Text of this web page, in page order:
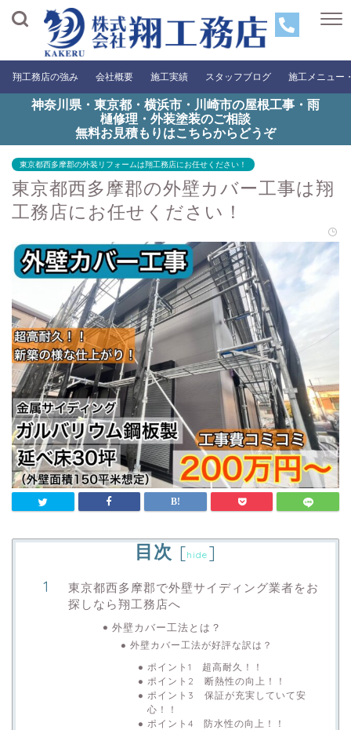
翔工務店の強み 会社概要 施工実績 スタッフブログ 施工メニュー
神奈川県・東京都・横浜市・川崎市の屋根工事・雨
樋修理・外装塗装のご相談
無料お見積もりはこちらからどうぞ
東京都西多摩郡の外装リフォームは翔工務店にお任せください！
東京都西多摩郡の外壁カバー工事は翔
工務店にお任せください！
目次 [hide ]
東京都西多摩郡で外壁サイディング業者をお
探しなら翔工務店へ
外壁カバー工法とは？
外壁カバー工法が好評な訳は？
ポイント1 超高耐久！！
ポイント2 断熱性の向上！！
ポイント3 保証が充実していて安
心！！
ポイント4 防水性の向上！！